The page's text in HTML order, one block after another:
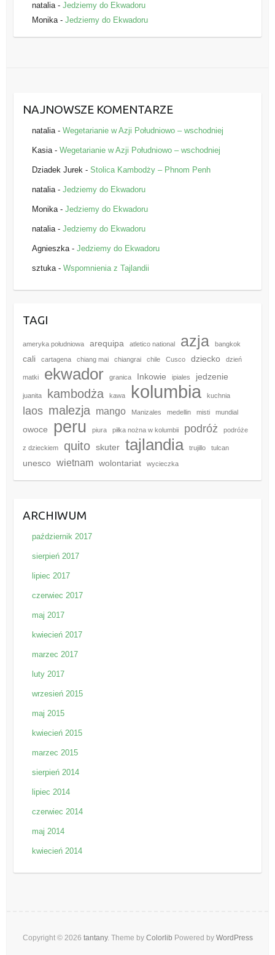
natalia- Jedziemy do Ekwadoru
Monika- Jedziemy do Ekwadoru
NAJNOWSZE KOMENTARZE
natalia- Wegetarianie w Azji Południowo – wschodniej
Kasia- Wegetarianie w Azji Południowo – wschodniej
Dziadek Jurek- Stolica Kambodży – Phnom Penh
natalia- Jedziemy do Ekwadoru
Monika- Jedziemy do Ekwadoru
natalia- Jedziemy do Ekwadoru
Agnieszka- Jedziemy do Ekwadoru
sztuka- Wspomnienia z Tajlandii
TAGI
ameryka południowa arequipa atletico national azja bangkok
cali cartagena chiang mai chiangrai chile Cusco dziecko dzień
matki ekwador granica Inkowie ipiales jedzenie
juanita kambodża kawa kolumbia kuchnia
laos malezja mango Manizales medellin misti mundial
owoce peru piura piłka nożna w kolumbii podróż podróże
z dzieckiem quito skuter tajlandia trujillo tulcan
unesco wietnam wolontariat wycieczka
ARCHIWUM
październik 2017
sierpień 2017
lipiec 2017
czerwiec 2017
maj 2017
kwiecień 2017
marzec 2017
luty 2017
wrzesień 2015
maj 2015
kwiecień 2015
marzec 2015
sierpień 2014
lipiec 2014
czerwiec 2014
maj 2014
kwiecień 2014
Copyright © 2026 tantany. Theme by Colorlib Powered by WordPress